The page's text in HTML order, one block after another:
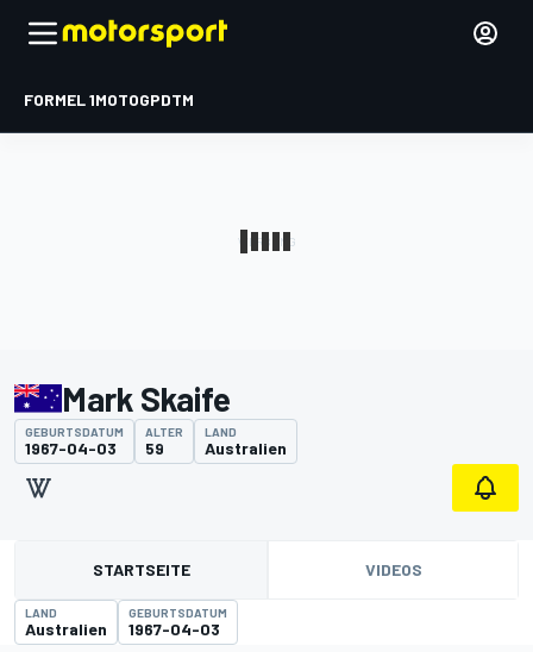
FORMEL 1MOTOGPDTM
Mark Skaife
GEBURTSDATUM
1967-04-03
ALTER
59
LAND
Australien
STARTSEITE VIDEOS
LAND
Australien
GEBURTSDATUM
1967-04-03